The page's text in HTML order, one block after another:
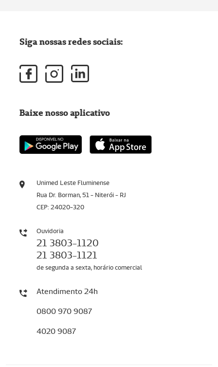
Unimed Leste Fluminense
Rua Dr. Borman, 51 - Niterói - RJ
CEP: 24020-320
Ouvidoria
21 3803-1120
21 3803-1121
de segunda a sexta, horário comercial
Atendimento 24h
0800 970 9087
4020 9087
Siga nossas redes sociais:
Baixe nosso aplicativo